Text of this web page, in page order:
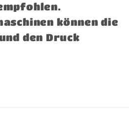
können die
den Druck